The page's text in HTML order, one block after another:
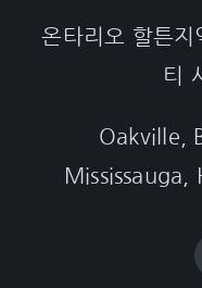
온타리오 할튼지
티
Oakville,